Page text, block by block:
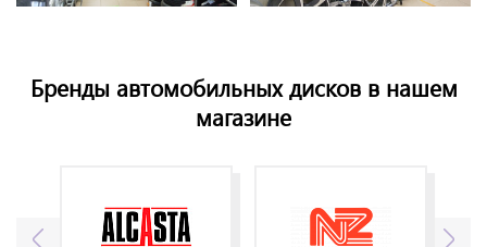
Бренды автомобильных дисков в нашем
магазине